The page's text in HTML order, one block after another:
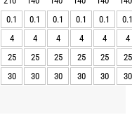
0.1 0.1 0.1 0.1 0.1
0.1
4 4 4 4 4
4
25 25 25 25 25
25
30 30 30 30 30 30